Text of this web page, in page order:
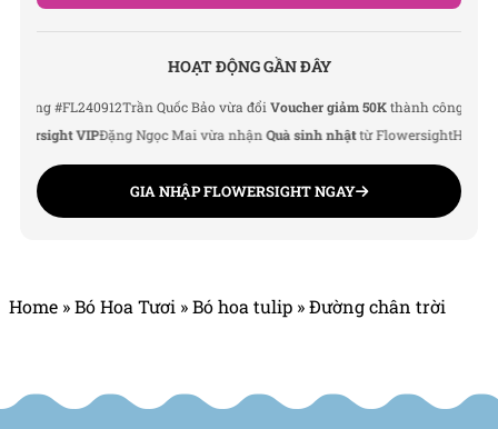
HOẠT ĐỘNG GẦN ĐÂY
#FL240912Trần Quốc Bảo vừa đổiVoucher giảm 50Kthành côngLê Thu Hà
VIPĐặng Ngọc Mai vừa nhậnQuà sinh nhậttừ FlowersightHoàng Đức
GIA NHẬP FLOWERSIGHT NGAY
Home »Bó Hoa Tươi »Bó hoa tulip »Đường chân trời